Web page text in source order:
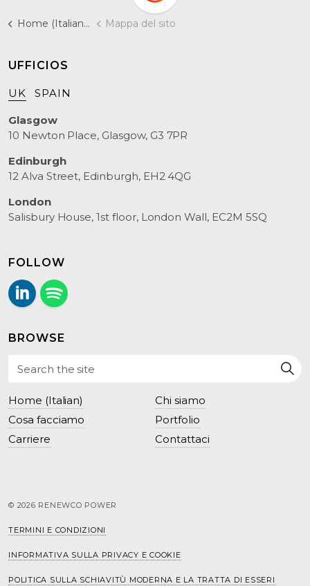
Home (Italiano) Mappa del sito
UFFICIOS
UK SPAIN
Glasgow
10 Newton Place, Glasgow, G3 7PR
Edinburgh
12 Alva Street, Edinburgh, EH2 4QG
London
Salisbury House, 1st floor, London Wall, EC2M 5SQ
FOLLOW
BROWSE
Home (Italian)
Chi siamo
Cosa facciamo
Portfolio
Carriere
Contattaci
© 2026 RENEWCO POWER
TERMINI E CONDIZIONI
INFORMATIVA SULLA PRIVACY E COOKIE
POLITICA SULLA SCHIAVITÙ MODERNA E LA TRATTA DI ESSERI